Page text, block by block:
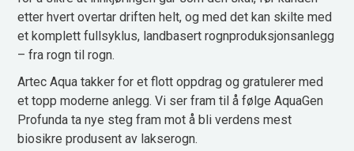
etter hvert overtar driften helt, og med det kan skilte med
et komplett fullsyklus, landbasert rognproduksjonsanlegg
– fra rogn til rogn.
Artec Aqua takker for et flott oppdrag og gratulerer med
et topp moderne anlegg. Vi ser fram til å følge AquaGen
Profunda ta nye steg fram mot å bli verdens mest
biosikre produsent av lakserogn.